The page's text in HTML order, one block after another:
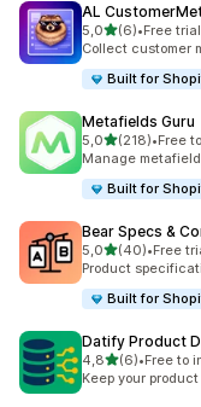
AL
5,0na 5 gwiazdek
(6)
Łączna liczba
•Free
Collect customer
Built for
Metafields Guru
5,0na 5 gwiazdek
(218)
Łączna liczba
•Free
Manage
Built for
Bear Specs &
5,0na 5 gwiazdek
(40)
Łączna liczba
•Free
Product
Built for
Datify Product
4,8na 5 gwiazdek
(6)
Łączna liczba
•Free to
Keep your